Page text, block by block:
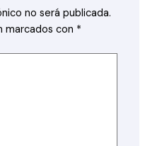
no será publicada.
marcados con *